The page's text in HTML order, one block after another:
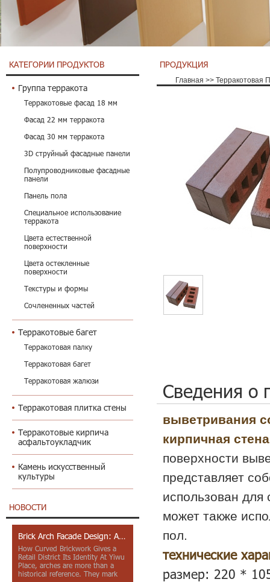
КАТЕГОРИИ ПРОДУКТОВ
Группа терракота
Терракотовые фасад 18 мм
Фасад 22 мм терракота
Фасад 30 мм терракота
3D струйный фасадные панели
Полупроводниковые фасадные
панели
Панель пола
Специальное использование
терракота
Цвета естественной
поверхности
Цвета остекленные
поверхности
Текстуры и формы
Сочлененных частей
Терракотовые багет
Терракотовая палку
Терракотовая багет
Терракотовая жалюзи
Терракотовая плитка стены
Терракотовые кирпича
асфальтоукладчик
Камень искусственный
культуры
НОВОСТИ
Brick Arch Facade Design: A Closer Look at Yiwu Place
How Curved Brickwork Gives a
Retail District Its Identity At Yiwu
Place, arches are more than a
historical reference. They mark
ПРОДУКЦИЯ
Главная >> Терракотовая
Сведения о
выветривания
кирпичная стена
поверхности
представляет
использован
может также
пол.
технические
размер: 220 *